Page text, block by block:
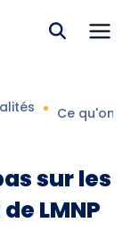
Ce qu'on
sur les
LMNP